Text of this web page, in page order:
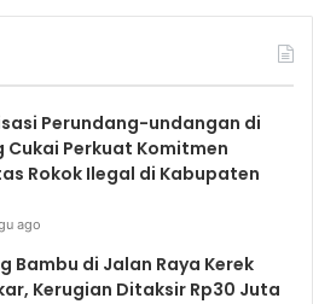
Perundang-undangan di
Cukai Perkuat Komitmen
Rokok Ilegal di Kabupaten
ago
Bambu di Jalan Raya Kerek
Kerugian Ditaksir Rp30 Juta